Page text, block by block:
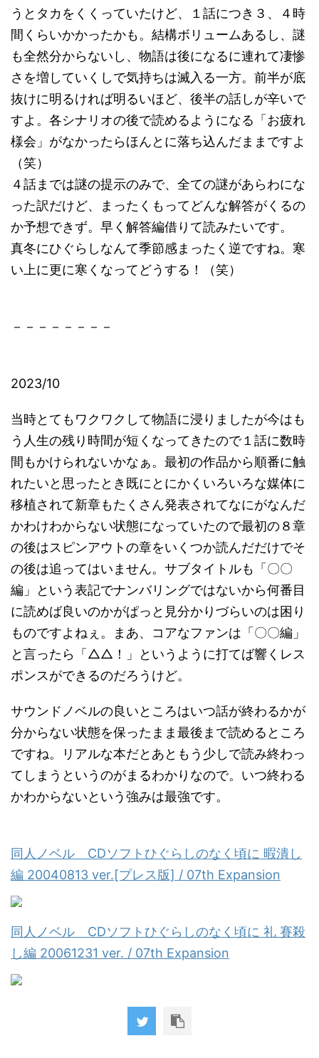
うとタカをくくっていたけど、１話につき３、４時
間くらいかかったかも。結構ボリュームあるし、謎
も全然分からないし、物語は後になるに連れて凄惨
さを増していくしで気持ちは滅入る一方。前半が底
抜けに明るければ明るいほど、後半の話しが辛いで
すよ。各シナリオの後で読めるようになる「お疲れ
様会」がなかったらほんとに落ち込んだままですよ
（笑）
４話までは謎の提示のみで、全ての謎があらわにな
った訳だけど、まったくもってどんな解答がくるの
か予想できず。早く解答編借りて読みたいです。
真冬にひぐらしなんて季節感まったく逆ですね。寒
い上に更に寒くなってどうする！（笑）
－－－－－－－－
2023/10
当時とてもワクワクして物語に浸りましたが今はも
う人生の残り時間が短くなってきたので１話に数時
間もかけられないかなぁ。最初の作品から順番に触
れたいと思ったとき既にとにかくいろいろな媒体に
移植されて新章もたくさん発表されてなにがなんだ
かわけわからない状態になっていたので最初の８章
の後はスピンアウトの章をいくつか読んだだけでそ
の後は追ってはいません。サブタイトルも「〇〇
編」という表記でナンバリングではないから何番目
に読めば良いのかがぱっと見分かりづらいのは困り
ものですよねぇ。まあ、コアなファンは「〇〇編」
と言ったら「△△！」というように打てば響くレス
ポンスができるのだろうけど。
サウンドノベルの良いところはいつ話が終わるかが
分からない状態を保ったまま最後まで読めるところ
ですね。リアルな本だとあともう少しで読み終わっ
てしまうというのがまるわかりなので。いつ終わる
かわからないという強みは最強です。
同人ノベル CDソフトひぐらしのなく頃に 暇潰し
編 20040813 ver.[プレス版] / 07th Expansion
同人ノベル CDソフトひぐらしのなく頃に 礼 賽殺
し編 20061231 ver. / 07th Expansion